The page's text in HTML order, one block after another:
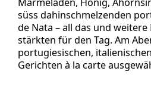
süss dahinschmelzenden
de Nata – all das und
stärkten für den Tag. Am
portugiesischen,
Gerichten à la carte